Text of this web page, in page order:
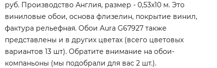
руб. Производство Англия, размер - 0,53x10 м. Это
виниловые обои, основа флизелин, покрытие винил,
фактура рельефная. Обои Aura G67927 также
представлены и в других цветах (всего цветовых
вариантов 13 шт). Обратите внимание на обои-
компаньоны (мы подобрали для вас 2 шт.).